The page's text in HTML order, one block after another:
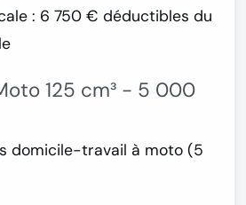
: 6 750 € déductibles du
125 cm³ - 5 000
domicile-travail à moto (5